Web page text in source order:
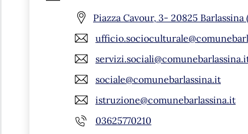
Piazza Cavour, 3- 20825 Barlassina
sociale@comunebarlassina.it
istruzione@comunebarlassina.it
03625770210